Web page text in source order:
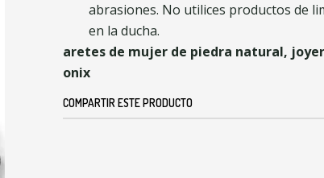
abrasiones. No utilices productos de
en la ducha.
aretes de mujer de piedra natural,
onix
COMPARTIR ESTE PRODUCTO